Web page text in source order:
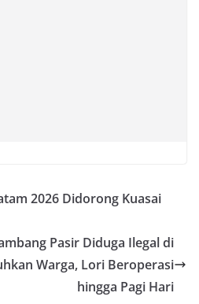
2026 Didorong Kuasai
Pasir Diduga Ilegal di
Warga, Lori Beroperasi
hingga Pagi Hari